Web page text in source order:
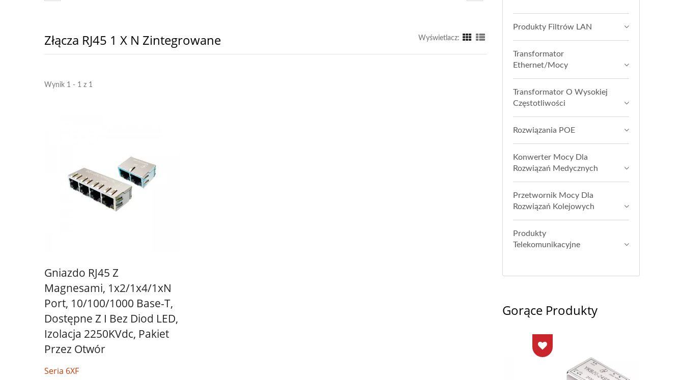
Złącza RJ45 1 X N Zintegrowane Wyświetlacz:
Wynik 1 - 1 z 1
Gniazdo RJ45 Z
Magnesami, 1x2/1x4/1xN
Port, 10/100/1000 Base-T,
Dostępne Z I Bez Diod LED,
Izolacja 2250KVdc, Pakiet
Przez Otwór
Seria 6XF
Produkty Filtrów LAN
Transformator
Ethernet/Mocy
Transformator O Wysokiej
Częstotliwości
Rozwiązania POE
Konwerter Mocy Dla
Rozwiązań Medycznych
Przetwornik Mocy Dla
Rozwiązań Kolejowych
Produkty
Telekomunikacyjne
Gorące Produkty